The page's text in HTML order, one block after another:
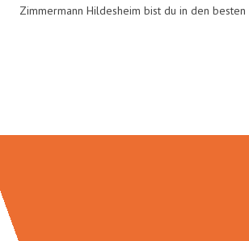
Zimmermann Hildesheim bist du in den besten